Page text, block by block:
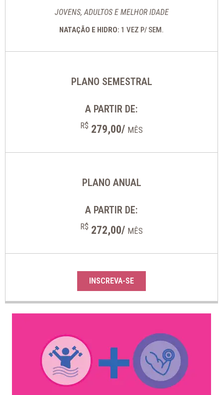
JOVENS, ADULTOS E MELHOR IDADE
NATAÇÃO E HIDRO: 1 VEZ P/ SEM.
PLANO SEMESTRAL
A PARTIR DE:
R$ 279,00/ MÊS
PLANO ANUAL
A PARTIR DE:
R$ 272,00/ MÊS
INSCREVA-SE